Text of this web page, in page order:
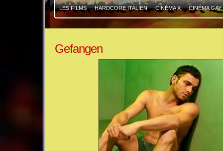
LES FILMS HARDCORE ITALIEN CINÉMA X CINÉMA GAY
Gefangen